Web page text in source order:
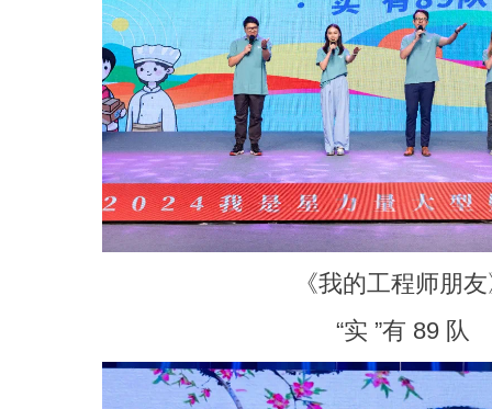
《我的工程师朋
“实 ”有 89 队